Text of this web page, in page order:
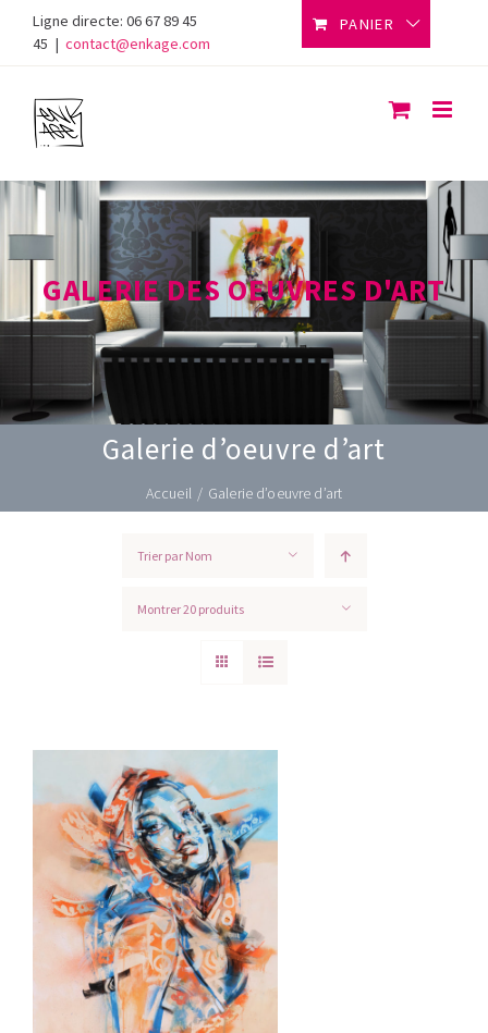
content
Ligne directe: 06 67 89 45
45 | contact@enkage.com
PANIER
GALERIE DES OEUVRES D'ART
Galerie d’oeuvre d’art
Accueil / Galerie d’oeuvre d’art
Trier par Nom
Montrer20 produits